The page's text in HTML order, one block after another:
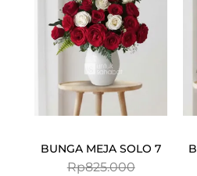
BUNGA MEJA SOLO 7
Rp825.000